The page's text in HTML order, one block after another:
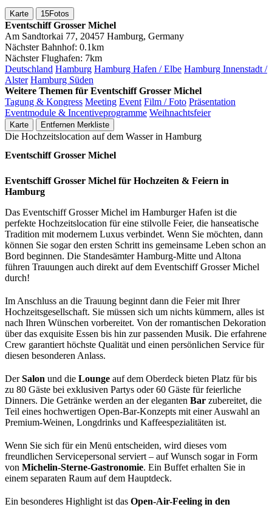
Karte 15Fotos
Eventschiff Grosser Michel
Am Sandtorkai 77, 20457 Hamburg, Germany
Nächster Bahnhof: 0.1km
Nächster Flughafen: 7km
Deutschland Hamburg Hamburg Hafen / Elbe Hamburg Innenstadt /
Alster Hamburg Süden
Weitere Themen für Eventschiff Grosser Michel
Tagung & Kongress Meeting Event Film / Foto Präsentation
Eventmodule & Incentiveprogramme Weihnachtsfeier
Karte Entfernen Merkliste
Die Hochzeitslocation auf dem Wasser in Hamburg
Eventschiff Grosser Michel
Eventschiff Grosser Michel für Hochzeiten & Feiern in
Hamburg
Das Eventschiff Grosser Michel im Hamburger Hafen ist die
perfekte Hochzeitslocation für eine stilvolle Feier, die hanseatische
Tradition mit modernem Luxus verbindet. Wenn Sie möchten, dann
können Sie sogar den ersten Schritt ins gemeinsame Leben schon an
Bord beginnen. Die Standesämter Hamburg-Mitte und Altona
führen Trauungen auch direkt auf dem Eventschiff Grosser Michel
durch!
Im Anschluss an die Trauung beginnt dann die Feier mit Ihrer
Hochzeitsgesellschaft. Sie müssen sich um nichts kümmern, alles ist
nach Ihren Wünschen vorbereitet. Von der romantischen Dekoration
über das exquisite Essen bis hin zur passenden Musik. Die erfahrene
Crew garantiert höchste Qualität und einen persönlichen Service für
diesen besonderen Anlass.
DerSalon und die Lounge auf dem Oberdeck bieten Platz für bis
zu 80 Gäste bei exklusiven Partys oder 60 Gäste für feierliche
Dinners. Die Getränke werden an der eleganten Bar zubereitet, die
Teil eines hochwertigen Open-Bar-Konzepts mit einer Auswahl an
Premium-Weinen, Longdrinks und Kaffeespezialitäten ist.
Wenn Sie sich für ein Menü entscheiden, wird dieses vom
freundlichen Servicepersonal serviert – auf Wunsch sogar in Form
von Michelin-Sterne-Gastronomie. Ein Buffet erhalten Sie in
einem separaten Raum auf dem Hauptdeck.
Ein besonderes Highlight ist das Open-Air-Feeling in den